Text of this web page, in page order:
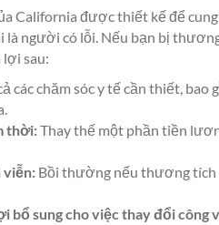
California được thiết kế để
người có lỗi. Nếu bạn bị
lợi sau:
các chăm sóc y tế cần thiết,
thời:Thay thế một phần tiền
viễn: Bồi thường nếu thương tích
bổ sung cho việc thay đổi công